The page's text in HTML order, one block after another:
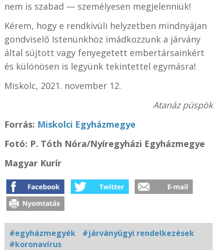
nem is szabad — személyesen megjelenniük!
Kérem, hogy e rendkívüli helyzetben mindnyájan
gondviselő Istenünkhöz imádkozzunk a járvány
által sújtott vagy fenyegetett embertársainkért
és különösen is legyünk tekintettel egymásra!
Miskolc, 2021. november 12.
Atanáz püspök
Forrás: Miskolci Egyházmegye
Fotó: P. Tóth Nóra/Nyíregyházi Egyházmegye
Magyar Kurír
#egyházmegyék
#járványügyi rendelkezések
#koronavírus